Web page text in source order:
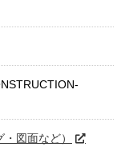
図面など）